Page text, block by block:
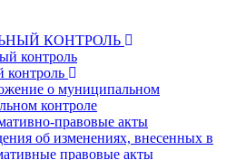
КОНТРОЛЬ
контроль
контроль
о муниципальном
контроле
правовые акты
об изменениях, внесенных в
правовые акты